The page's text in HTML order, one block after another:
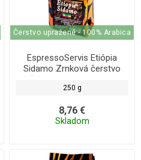
Čerstvo upražené - 100% Arabica
EspressoServis Etiópia
Sidamo Zrnková čerstvo
pražená káva, 100% arabica,
250 g
250 g
8,76 €
Skladom